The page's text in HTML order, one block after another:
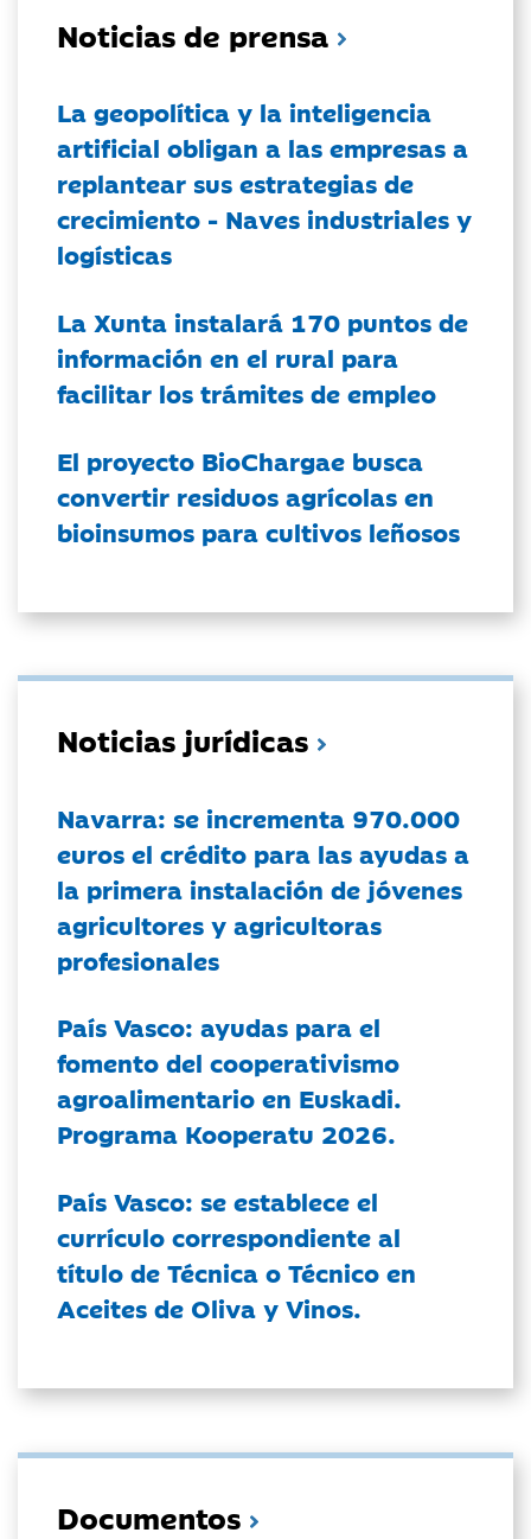
Noticias de prensa
La geopolítica y la inteligencia
artificial obligan a las empresas a
replantear sus estrategias de
crecimiento - Naves industriales y
logísticas
La Xunta instalará 170 puntos de
información en el rural para
facilitar los trámites de empleo
El proyecto BioChargae busca
convertir residuos agrícolas en
bioinsumos para cultivos leñosos
Noticias jurídicas
Navarra: se incrementa 970.000
euros el crédito para las ayudas a
la primera instalación de jóvenes
agricultores y agricultoras
profesionales
País Vasco: ayudas para el
fomento del cooperativismo
agroalimentario en Euskadi.
Programa Kooperatu 2026.
País Vasco: se establece el
currículo correspondiente al
título de Técnica o Técnico en
Aceites de Oliva y Vinos.
Documentos